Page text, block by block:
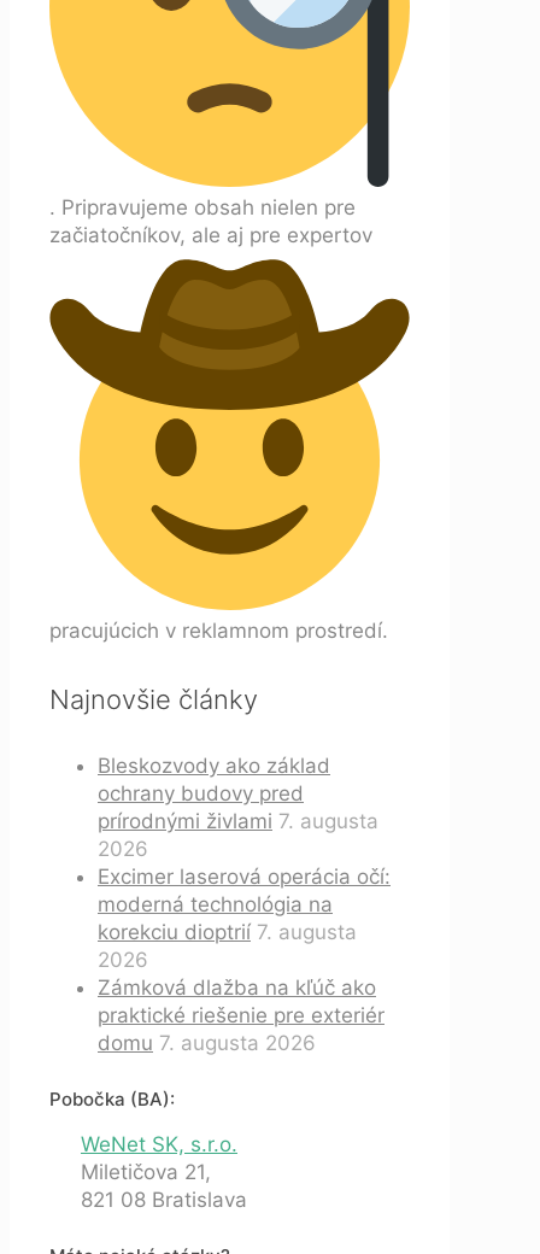
. Pripravujeme obsah nielen pre
začiatočníkov, ale aj pre expertov
pracujúcich v reklamnom prostredí.
Najnovšie články
Bleskozvody ako základ
ochrany budovy pred
prírodnými živlami 7. augusta
2026
Excimer laserová operácia očí:
moderná technológia na
korekciu dioptrií 7. augusta
2026
Zámková dlažba na kľúč ako
praktické riešenie pre exteriér
domu 7. augusta 2026
Pobočka (BA):
WeNet SK, s.r.o.
Miletičova 21,
821 08 Bratislava